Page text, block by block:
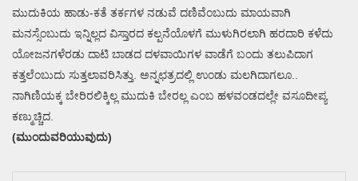
ಮುದುಕಿಯ ಹಾಡು-ಕತೆ ತರ್ಕಗಳ ನಡುವೆ ದಣಿವೆಂಬುದು ಮಾಯವಾಗಿ
ಮನಸ್ಸೆಂಬುದು ಇನ್ನಿಲ್ಲದ ವಿಸ್ತಾರದ ಕಲ್ಪನೆಯೊಳಗೆ ಮುಳುಗಿರಲಾಗಿ ಹರದಾರಿ ಕಳೆದು
ಯೋಜನಗಳೆರಡು ದಾಟಿ ಬಾಡದ ದಳವಾಯಿಗಳ ವಾಡೆಗೆ ಬಂದು ತಲುಪಿದಾಗ
ಕತ್ತಲೆಂಬುದು ಸುತ್ತಲಾವರಿಸಿತ್ತು. ಅನ್ನಛತ್ರದಲ್ಲಿ ಉಂಡು ಮಲಗಿದಾಗಲೂ..
ನಾಗಿಣಿಯಕ್ಕ ಬೇರಿರಲಿಕ್ಕಿಲ್ಲ ಮುದುಕಿ ಬೇರಲ್ಲ ಎಂಬ ಹಳವಂಡದಲ್ಲೇ ವಸೂದೀಪ್ಯ
ಕಣ್ಮುಚ್ಚಿದ.
(ಮುಂದುವರಿಯುವುದು)